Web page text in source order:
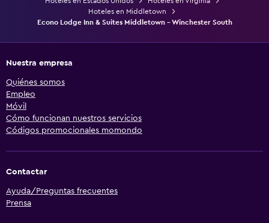
Hoteles en Middletown
Econo Lodge Inn & Suites Middletown - Winchester South
Nuestra empresa
Quiénes somos
Empleo
Móvil
Cómo funcionan nuestros servicios
Códigos promocionales momondo
Contactar
Ayuda/Preguntas frecuentes
Prensa